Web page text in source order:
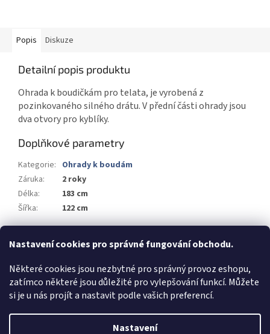
Nastavení cookies pro správné fungování obchodu.
Některé cookies jsou nezbytné pro správný provoz eshopu,
zatímco některé jsou důležité pro vylepšování funkcí. Můžete
si je u nás projít a nastavit podle vašich preferencí.
Nastavení
Popis Diskuze
Detailní popis produktu
Ohrada k boudičkám pro telata, je vyrobená z
pozinkovaného silného drátu. V přední části ohrady jsou
dva otvory pro kyblíky.
Doplňkové parametry
Kategorie: Ohrady k boudám
Záruka:
2 roky
Délka:
183 cm
Šířka: 122 cm